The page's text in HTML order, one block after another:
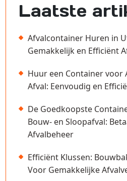
Laatste
Afvalcontainer Huren in
Gemakkelijk en Efficiënt
Huur een Container voor
Afval: Eenvoudig en
De Goedkoopste
Bouw- en Sloopafval:
Afvalbeheer
Efficiënt Klussen:
Voor Gemakkelijke